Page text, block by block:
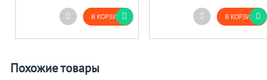
В КОРЗИНУ В КОРЗИНУ
Похожие товары